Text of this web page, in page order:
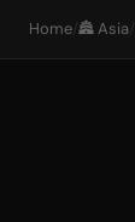
Home/🏯 Asia/